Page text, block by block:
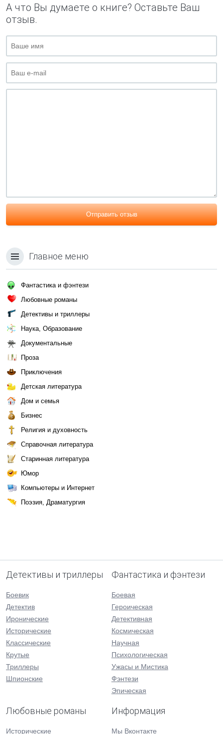
А что Вы думаете о книге? Оставьте Ваш
отзыв.
Отправить отзыв
Главное меню
Фантастика и фэнтези
Любовные романы
Детективы и триллеры
Наука, Образование
Документальные
Проза
Приключения
Детская литература
Дом и семья
Бизнес
Религия и духовность
Справочная литература
Старинная литература
Юмор
Компьютеры и Интернет
Поэзия, Драматургия
Детективы и триллеры
Боевик
Детектив
Иронические
Исторические
Классические
Крутые
Триллеры
Шпионские
Фантастика и фэнтези
Боевая
Героическая
Детективная
Космическая
Научная
Психологическая
Ужасы и Мистика
Фэнтези
Эпическая
Любовные романы
Исторические
Информация
Мы Вконтакте